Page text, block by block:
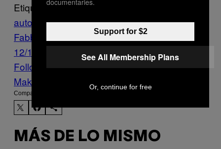
Etiquetado:
autores latinoamericanos Camila
Fabbri
Entrevistas ficción
12/16
literatura latinoamericana
V3N6
Follow Us On Discover
Make Us Preferred In Top Stories
Compartir:
MÁS DE LO MISMO
Support for $2
See All Membership Plans
Or, continue for free